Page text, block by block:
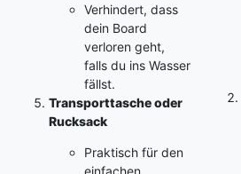
Verhindert, dass
dein Board
verloren geht,
falls du ins Wasser
fällst.
Transporttasche oder
Rucksack
Praktisch für den
einfachen